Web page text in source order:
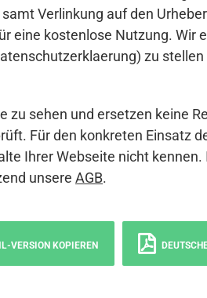
Verlinkung auf den
eine kostenlose Nutzung.
zu
zu sehen und ersetzen keine
Für den konkreten Einsatz
Ihrer Webseite nicht
unsere AGB.
VERSION KOPIEREN